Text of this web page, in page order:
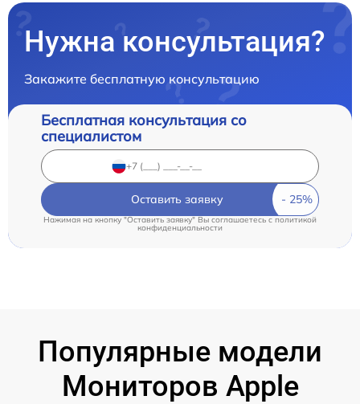
Нужна консультация?
Закажите бесплатную консультацию
Бесплатная консультация со
специалистом
Оставить заявку
Нажимая на кнопку "Оставить заявку" Вы соглашаетесь cполитикой
конфиденциальности
Популярные модели
Мониторов Apple